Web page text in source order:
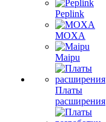
Peplink
MOXA
Maipu
Платы
расширения